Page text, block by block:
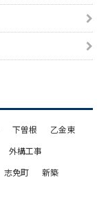
下曽根
乙金東
外構工事
志免町
新築